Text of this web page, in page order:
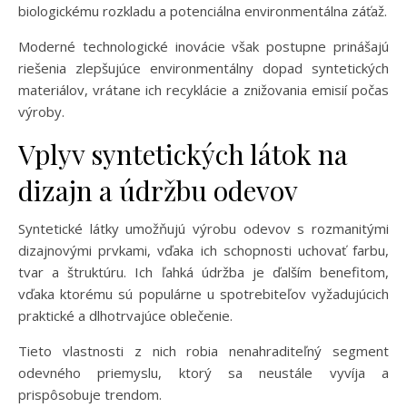
biologickému rozkladu a potenciálna environmentálna záťaž.
Moderné technologické inovácie však postupne prinášajú
riešenia zlepšujúce environmentálny dopad syntetických
materiálov, vrátane ich recyklácie a znižovania emisií počas
výroby.
Vplyv syntetických látok na
dizajn a údržbu odevov
Syntetické látky umožňujú výrobu odevov s rozmanitými
dizajnovými prvkami, vďaka ich schopnosti uchovať farbu,
tvar a štruktúru. Ich ľahká údržba je ďalším benefitom,
vďaka ktorému sú populárne u spotrebiteľov vyžadujúcich
praktické a dlhotrvajúce oblečenie.
Tieto vlastnosti z nich robia nenahraditeľný segment
odevného priemyslu, ktorý sa neustále vyvíja a
prispôsobuje trendom.